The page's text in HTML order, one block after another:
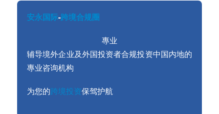
安永国际-跨境合规圈
專业
辅导境外企业及外国投资者合规投资中国内地的
專业咨询机构
为您的跨境投资保驾护航